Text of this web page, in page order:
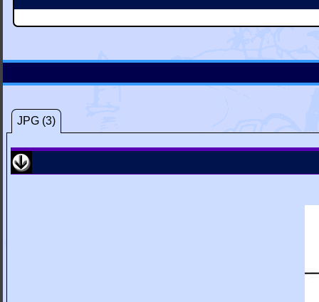
JPG (3)